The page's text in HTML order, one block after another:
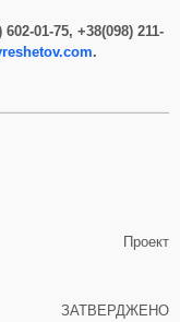
602-01-75, +38(098) 211-
.
Проект
ЗАТВЕРДЖЕНО